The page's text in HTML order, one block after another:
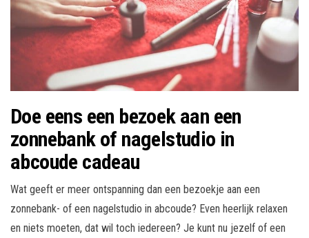
Doe eens een bezoek aan een
zonnebank of nagelstudio in
abcoude cadeau
Wat geeft er meer ontspanning dan een bezoekje aan een
zonnebank- of een nagelstudio in abcoude? Even heerlijk relaxen
en niets moeten, dat wil toch iedereen? Je kunt nu jezelf of een